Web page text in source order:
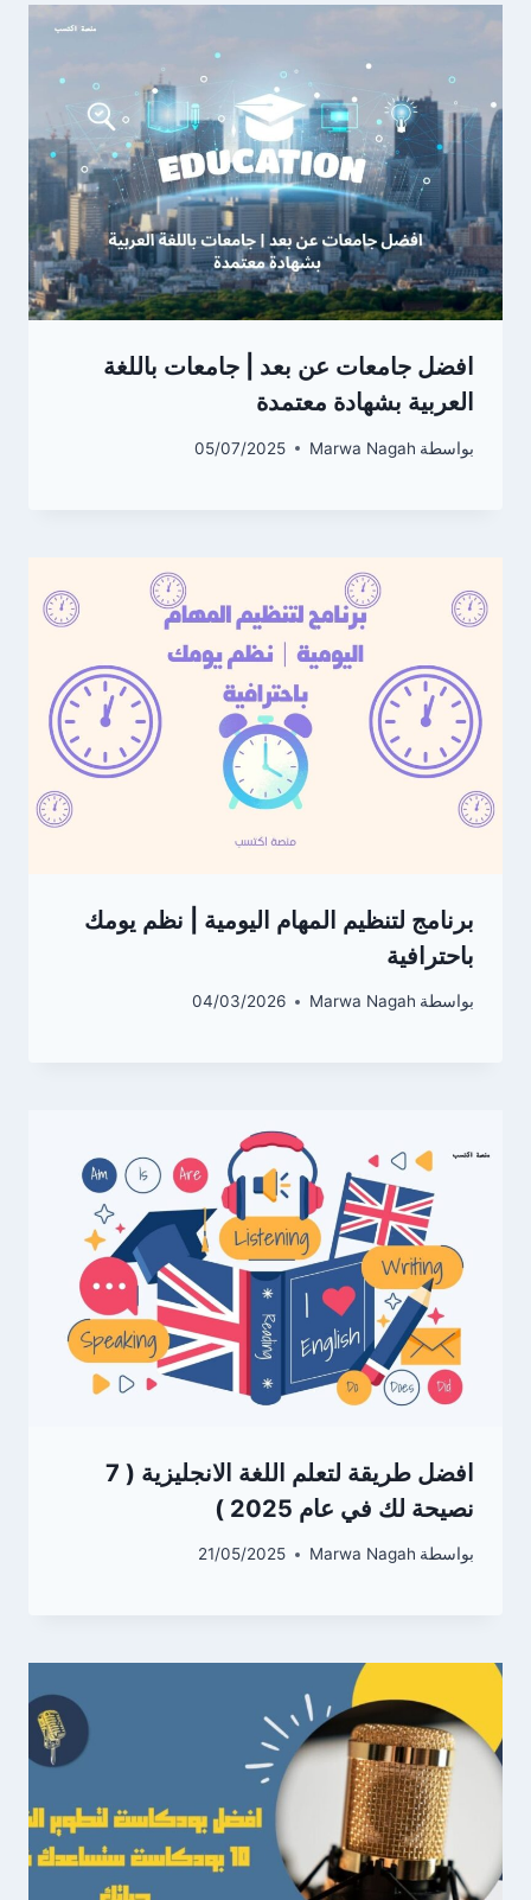
افضل جامعات عن بعد | جامعات باللغة
العربية بشهادة معتمدة
بواسطة Marwa Nagah
05/07/2025
برنامج لتنظيم المهام اليومية | نظم يومك
باحترافية
بواسطة Marwa Nagah
04/03/2026
افضل طريقة لتعلم اللغة الانجليزية ( 7
نصيحة لك في عام 2025 )
بواسطة Marwa Nagah
21/05/2025